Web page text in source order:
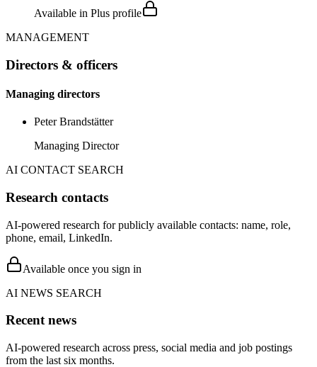
Available in Plus profile
MANAGEMENT
Directors & officers
Managing directors
Peter Brandstätter
Managing Director
AI CONTACT SEARCH
Research contacts
AI-powered research for publicly available contacts: name, role,
phone, email, LinkedIn.
Available once you sign in
AI NEWS SEARCH
Recent news
AI-powered research across press, social media and job postings
from the last six months.